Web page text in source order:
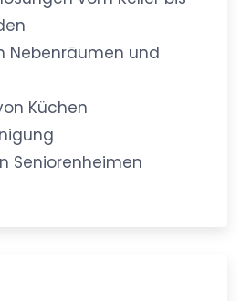
Nebenräumen und
Küchen
Seniorenheimen